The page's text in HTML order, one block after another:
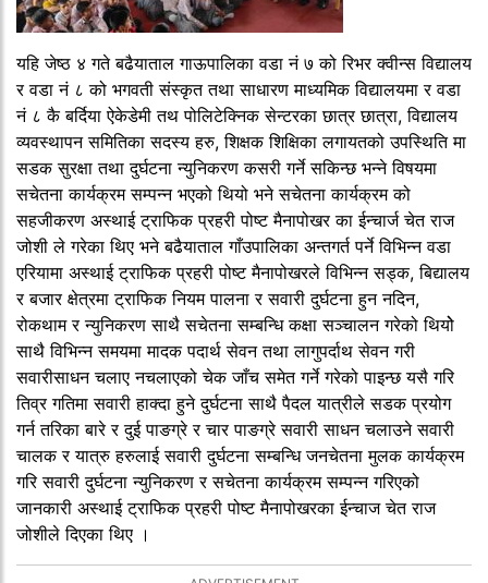
यहि जेष्ठ ४ गते बढैयाताल गाऊपालिका वडा नं ७ को रिभर क्वीन्स विद्यालय
र वडा नं ८ को भगवती संस्कृत तथा साधारण माध्यमिक विद्यालयमा र वडा
नं ८ कै बर्दिया ऐकेडेमी तथ पोलिटेक्निक सेन्टरका छात्र छात्रा, विद्यालय
व्यवस्थापन समितिका सदस्य हरु, शिक्षक शिक्षिका लगायतको उपस्थिति मा
सडक सुरक्षा तथा दुर्घटना न्युनिकरण कसरी गर्ने सकिन्छ भन्ने विषयमा
सचेतना कार्यक्रम सम्पन्न भएको थियो भने सचेतना कार्यक्रम को
सहजीकरण अस्थाई ट्राफिक प्रहरी पोष्ट मैनापोखर का ईन्चार्ज चेत राज
जोशी ले गरेका थिए भने बढैयाताल गाँउपालिका अन्तगर्त पर्ने विभिन्न वडा
एरियामा अस्थाई ट्राफिक प्रहरी पोष्ट मैनापोखरले विभिन्न सड्क, बिद्यालय
र बजार क्षेत्रमा ट्राफिक नियम पालना र सवारी दुर्घटना हुन नदिन,
रोकथाम र न्युनिकरण साथै सचेतना सम्बन्धि कक्षा सञ्चालन गरेको थियोे
साथै विभिन्न समयमा मादक पदार्थ सेवन तथा लागुपर्दाथ सेवन गरी
सवारीसाधन चलाए नचलाएको चेक जाँच समेत गर्ने गरेको पाइन्छ यसै गरि
तिव्र गतिमा सवारी हाक्दा हुने दुर्घटना साथै पैदल यात्रीले सडक प्रयोग
गर्न तरिका बारे र दुई पाङग्रे र चार पाङग्रे सवारी साधन चलाउने सवारी
चालक र यात्रु हरुलाई सवारी दुर्घटना सम्बन्धि जनचेतना मुलक कार्यक्रम
गरि सवारी दुर्घटना न्युनिकरण र सचेतना कार्यक्रम सम्पन्न गरिएको
जानकारी अस्थाई ट्राफिक प्रहरी पोष्ट मैनापोखरका ईन्चाज चेत राज
जोशीले दिएका थिए ।